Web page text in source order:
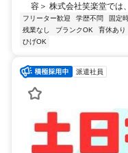
容＞ 株式会社笑楽堂では
フリーター歓迎 学歴不問 固定
残業なし
ブランクOK 育休あり
ひげOK
派遣社員